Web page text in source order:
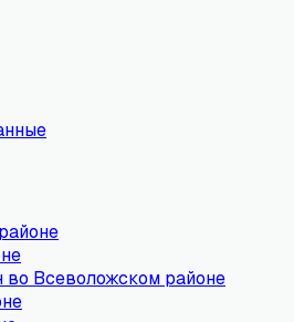
во Всеволожском районе